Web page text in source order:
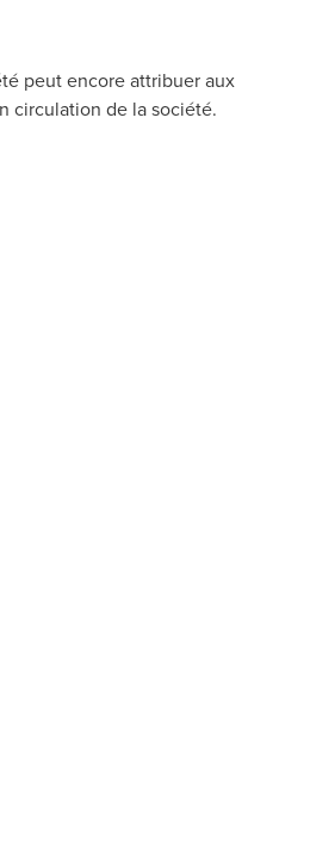
peut encore attribuer aux
circulation de la société.